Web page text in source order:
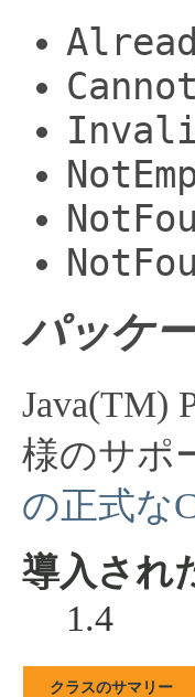
パッケ
Java(TM)
様のサポ
の正式な
導入され
1.4
クラスのサマリー